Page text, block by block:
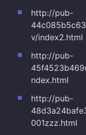
http://pub-
v/index2.html
http://pub-
ndex.html
http://pub-
001zzz.html